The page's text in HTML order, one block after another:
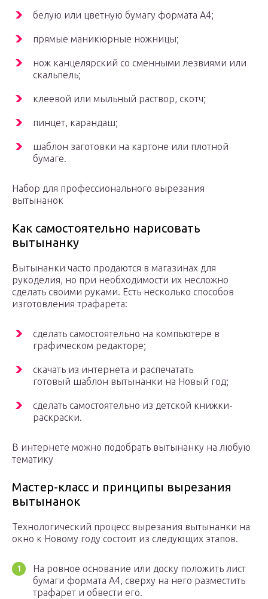
белую или цветную бумагу формата A4;
прямые маникюрные ножницы;
нож канцелярский со сменными лезвиями или
скальпель;
клеевой или мыльный раствор, скотч;
пинцет, карандаш;
шаблон заготовки на картоне или плотной
бумаге.
Набор для профессионального вырезания
вытынанок
Как самостоятельно нарисовать
вытынанку
Вытынанки часто продаются в магазинах для
рукоделия, но при необходимости их несложно
сделать своими руками. Есть несколько способов
изготовления трафарета:
сделать самостоятельно на компьютере в
графическом редакторе;
скачать из интернета и распечатать
готовый шаблон вытынанки на Новый год;
сделать самостоятельно из детской книжки-
раскраски.
В интернете можно подобрать вытынанку на любую
тематику
Мастер-класс и принципы вырезания
вытынанок
Технологический процесс вырезания вытынанки на
окно к Новому году состоит из следующих этапов.
На ровное основание или доску положить лист
бумаги формата A4, сверху на него разместить
трафарет и обвести его.